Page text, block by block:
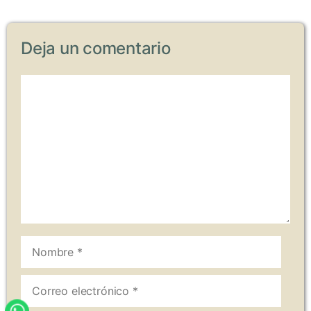
Deja un comentario
Nombre
Correo